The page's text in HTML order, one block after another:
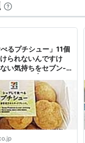
「もりもりプチシュー
ピアで見つけた「もりも
べるプチシュー」11個
られないんですけ
い気持ちをセブン-イ